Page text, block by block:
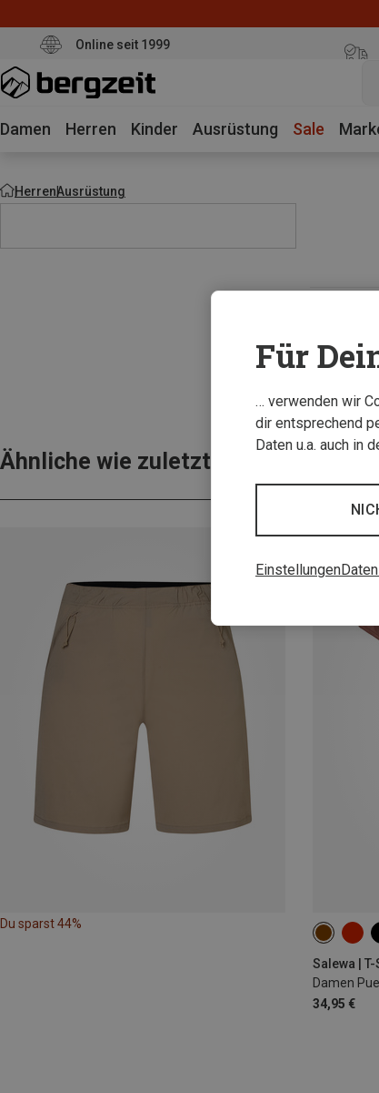
Online seit 1999
Damen Herren Kinder Ausrüstung Sale
HerrenAusrüstung
Ähnliche wie zuletzt gesehen
Du sparst 44%
Salewa |
Damen
34,95 €
XS S
Für
… verwenden wir
dir entsprechend
Daten u.a. auch in
Einstellungen